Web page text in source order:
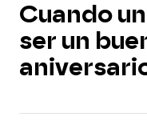
Cuando
ser un